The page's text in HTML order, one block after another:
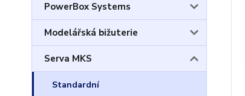
PowerBox Systems
Modelářská bižuterie
Serva MKS
Standardní